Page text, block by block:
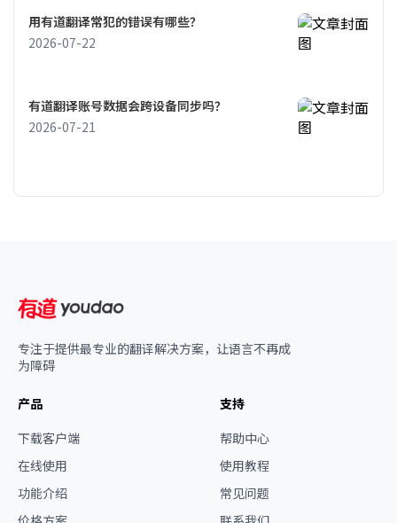
用有道翻译常犯的错误有哪些？
2026-07-22
有道翻译账号数据会跨设备同步吗？
2026-07-21
专注于提供最专业的翻译解决方案，让语言不再成
为障碍
产品
下载客户端
在线使用
功能介绍
支持
帮助中心
使用教程
常见问题